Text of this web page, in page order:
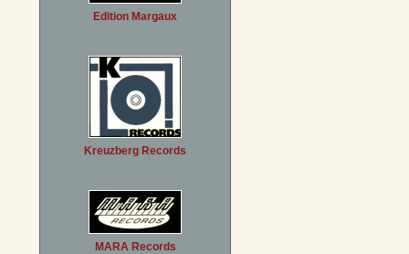
Edition Margaux
Kreuzberg Records
MARA Records